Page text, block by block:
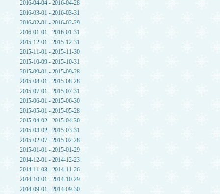
2016-04-04 - 2016-04-28
2016-03-01 - 2016-03-31
2016-02-01 - 2016-02-29
2016-01-01 - 2016-01-31
2015-12-01 - 2015-12-31
2015-11-01 - 2015-11-30
2015-10-09 - 2015-10-31
2015-09-01 - 2015-09-28
2015-08-01 - 2015-08-28
2015-07-01 - 2015-07-31
2015-06-01 - 2015-06-30
2015-05-01 - 2015-05-28
2015-04-02 - 2015-04-30
2015-03-02 - 2015-03-31
2015-02-07 - 2015-02-28
2015-01-01 - 2015-01-29
2014-12-01 - 2014-12-23
2014-11-03 - 2014-11-26
2014-10-01 - 2014-10-29
2014-09-01 - 2014-09-30